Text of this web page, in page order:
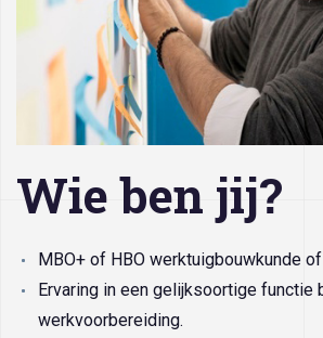
Wie ben jij?
MBO+ of HBO werktuigbouwkunde
Ervaring in een gelijksoortige functie
werkvoorbereiding.